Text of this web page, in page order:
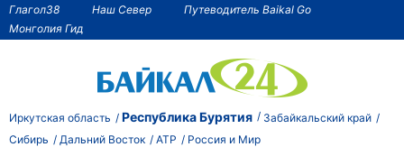
Глагол38 Наш Север
Путеводитель Baikal Go
Монголия Гид
Иркутская область Республика Бурятия
Забайкальский край
Сибирь
Дальний Восток АТР Россия и Мир